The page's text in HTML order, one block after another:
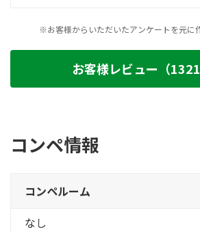
※お客様からいただいたアンケートを元に
お客様レビュー（1321
コンペ情報
コンペルーム
なし